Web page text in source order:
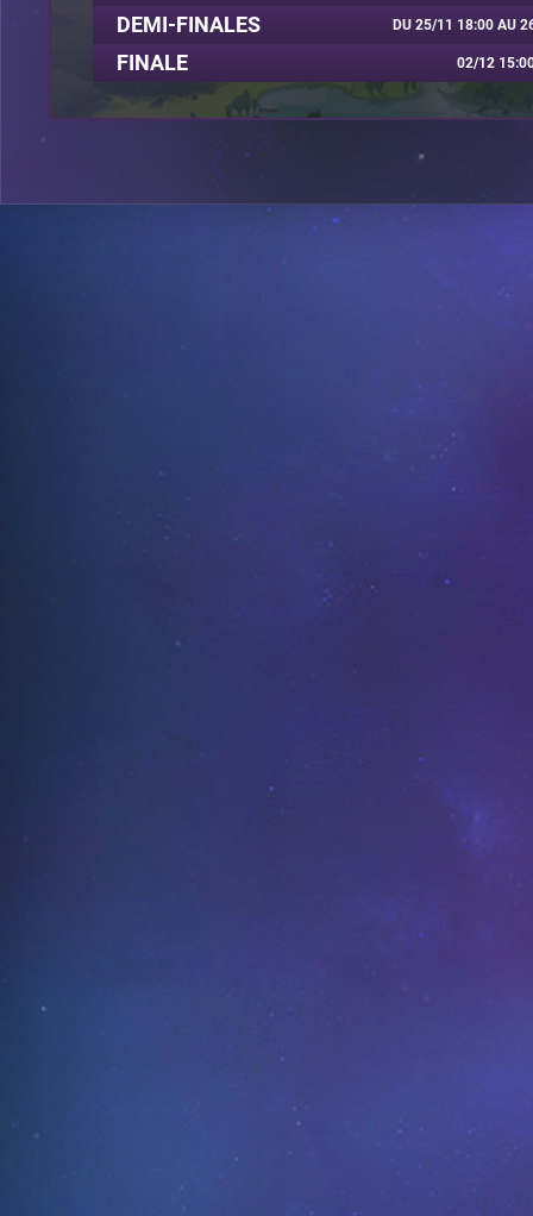
DEMI-FINALES DU 25/11 18:00 AU
FINALE 02/12